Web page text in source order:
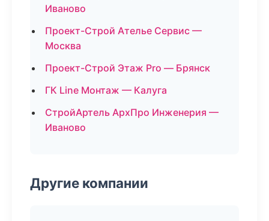
Иваново
Проект-Строй Ателье Сервис —
Москва
Проект-Строй Этаж Pro — Брянск
ГК Line Монтаж — Калуга
СтройАртель АрхПро Инженерия —
Иваново
Другие компании